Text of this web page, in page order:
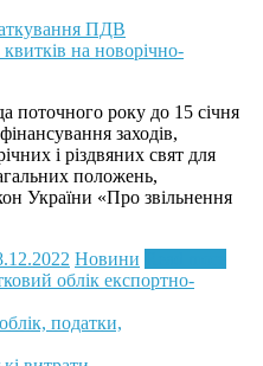
поточного року до 15 січня
заходів,
і різдвяних свят для
положень,
України «Про звільнення
Новини